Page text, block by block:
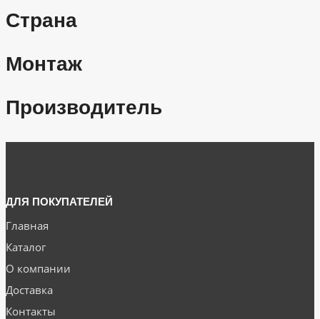
Страна
Монтаж
Производитель
ДЛЯ ПОКУПАТЕЛЕЙ
Главная
Каталог
О компании
Доставка
Контакты